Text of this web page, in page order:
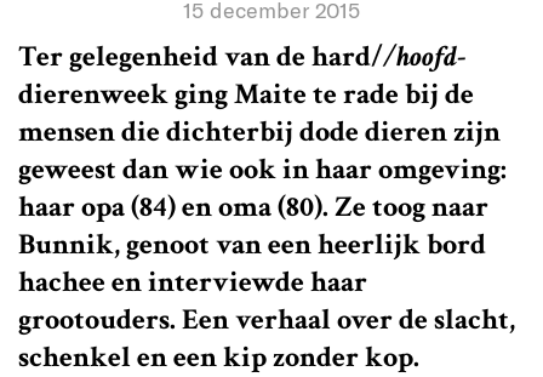
15 december 2015
Ter gelegenheid van dehard//hoofd-
dierenweek ging Maite te rade bij de
mensen die dichterbij dode dieren zijn
geweest dan wie ook in haar omgeving:
haar opa (84) en oma (80). Ze toog naar
Bunnik, genoot van een heerlijk bord
hachee en interviewde haar
grootouders. Een verhaal over de slacht,
schenkel en een kip zonder kop.